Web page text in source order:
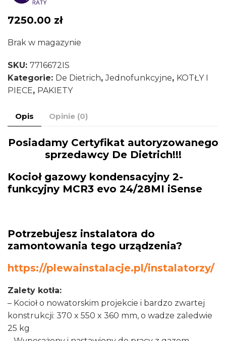
7250.00 zł
Brak w magazynie
SKU: 7716672IS
Kategorie: De Dietrich,Jednofunkcyjne, KOTŁY I
PIECE, PAKIETY
Opis Opinie (0)
Posiadamy Certyfikat autoryzowanego
sprzedawcy De Dietrich!!!
Kocioł gazowy kondensacyjny 2-
funkcyjny MCR3 evo 24/28MI iSense
Potrzebujesz instalatora do
zamontowania tego urządzenia?
https://plewainstalacje.pl/instalatorzy/
Zalety kotła:
– Kocioł o nowatorskim projekcie i bardzo zwartej
konstrukcji: 370 x 550 x 360 mm, o wadze zaledwie
25 kg